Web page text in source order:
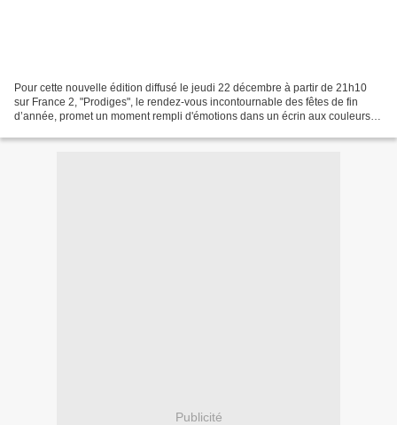
Pour cette nouvelle édition diffusé le jeudi 22 décembre à partir de 21h10
sur France 2, "Prodiges", le rendez-vous incontournable des fêtes de fin
d’année, promet un moment rempli d'émotions dans un écrin aux couleurs
Publicité